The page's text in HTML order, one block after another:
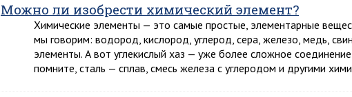
Можно ли изобрести химический элемент?
Химические элементы — это самые простые, элементарные
мы говорим: водород, кислород, углерод, сера, железо, медь,
элементы. А вот углекислый хаз — уже более сложное
помните, сталь — сплав, смесь железа с углеродом и другими